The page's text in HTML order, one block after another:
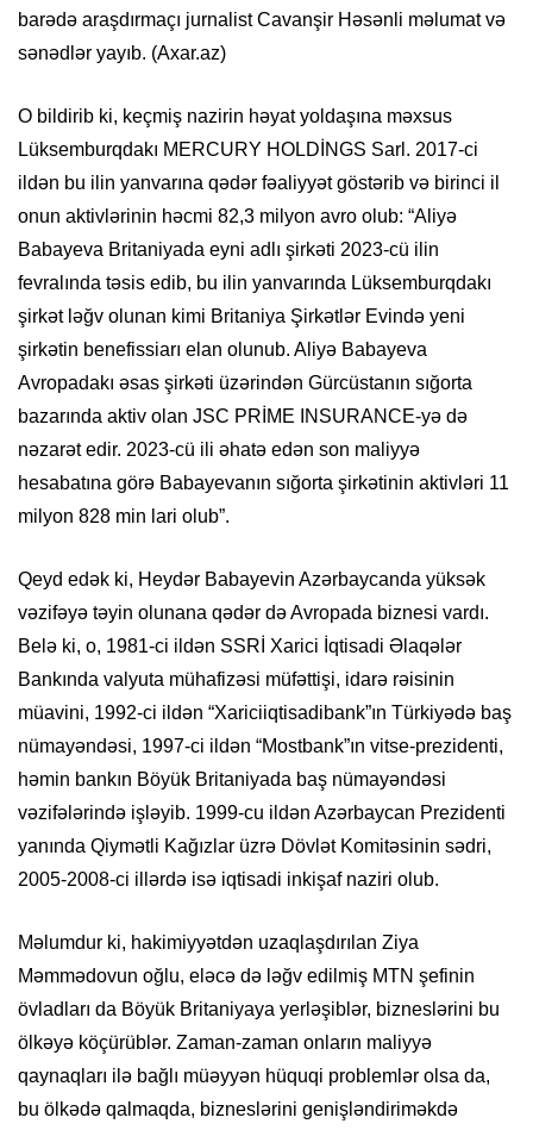
barədə araşdırmaçı jurnalist Cavanşir Həsənli məlumat və
sənədlər yayıb. (Axar.az)
O bildirib ki, keçmiş nazirin həyat yoldaşına məxsus
Lüksemburqdakı MERCURY HOLDİNGS Sarl. 2017-ci
ildən bu ilin yanvarına qədər fəaliyyət göstərib və birinci il
onun aktivlərinin həcmi 82,3 milyon avro olub: “Aliyə
Babayeva Britaniyada eyni adlı şirkəti 2023-cü ilin
fevralında təsis edib, bu ilin yanvarında Lüksemburqdakı
şirkət ləğv olunan kimi Britaniya Şirkətlər Evində yeni
şirkətin benefissiarı elan olunub. Aliyə Babayeva
Avropadakı əsas şirkəti üzərindən Gürcüstanın sığorta
bazarında aktiv olan JSC PRİME INSURANCE-yə də
nəzarət edir. 2023-cü ili əhatə edən son maliyyə
hesabatına görə Babayevanın sığorta şirkətinin aktivləri 11
milyon 828 min lari olub”.
Qeyd edək ki, Heydər Babayevin Azərbaycanda yüksək
vəzifəyə təyin olunana qədər də Avropada biznesi vardı.
Belə ki, o, 1981-ci ildən SSRİ Xarici İqtisadi Əlaqələr
Bankında valyuta mühafizəsi müfəttişi, idarə rəisinin
müavini, 1992-ci ildən “Xariciiqtisadibank”ın Türkiyədə baş
nümayəndəsi, 1997-ci ildən “Mostbank”ın vitse-prezidenti,
həmin bankın Böyük Britaniyada baş nümayəndəsi
vəzifələrində işləyib. 1999-cu ildən Azərbaycan Prezidenti
yanında Qiymətli Kağızlar üzrə Dövlət Komitəsinin sədri,
2005-2008-ci illərdə isə iqtisadi inkişaf naziri olub.
Məlumdur ki, hakimiyyətdən uzaqlaşdırılan Ziya
Məmmədovun oğlu, eləcə də ləğv edilmiş MTN şefinin
övladları da Böyük Britaniyaya yerləşiblər, bizneslərini bu
ölkəyə köçürüblər. Zaman-zaman onların maliyyə
qaynaqları ilə bağlı müəyyən hüquqi problemlər olsa da,
bu ölkədə qalmaqda, bizneslərini genişləndiriməkdə